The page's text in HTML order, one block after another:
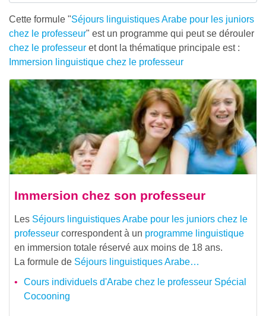
Cette formule "Séjours linguistiques Arabe pour les juniors
chez le professeur" est un programme qui peut se dérouler
chez le professeur et dont la thématique principale est :
Immersion linguistique chez le professeur
Immersion chez son professeur
Les Séjours linguistiques Arabe pour les juniors chez le
professeur correspondent à un programme linguistique
en immersion totale réservé aux moins de 18 ans.
La formule de Séjours linguistiques Arabe…
Cours individuels d'Arabe chez le professeur Spécial
Cocooning